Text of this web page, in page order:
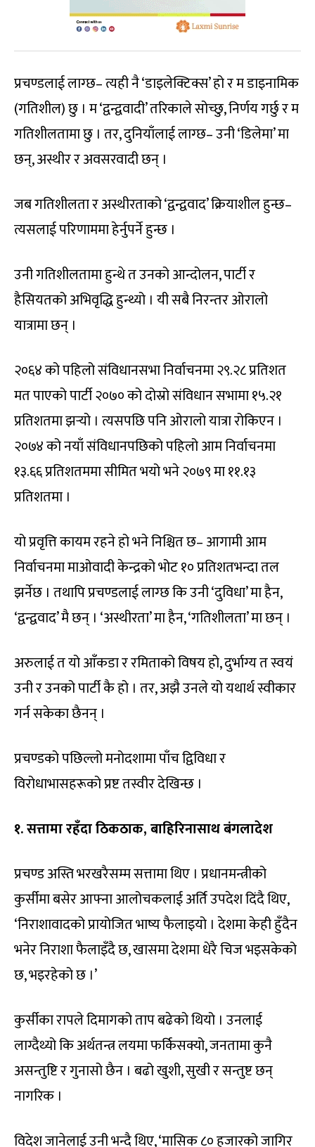
प्रचण्डलाई लाग्छ– त्यही नै ‘डाइलेक्टिक्स’ हो र म डाइनामिक
(गतिशील) छु । म ‘द्वन्द्ववादी’ तरिकाले सोच्छु, निर्णय गर्छु र म
गतिशीलतामा छु । तर, दुनियाँलाई लाग्छ– उनी ‘डिलेमा’ मा
छन्, अस्थीर र अवसरवादी छन् ।
जब गतिशीलता र अस्थीरताको ‘द्वन्द्ववाद’ क्रियाशील हुन्छ–
त्यसलाई परिणाममा हेर्नुपर्ने हुन्छ ।
उनी गतिशीलतामा हुन्थे त उनको आन्दोलन, पार्टी र
हैसियतको अभिवृद्धि हुन्थ्यो । यी सबै निरन्तर ओरालो
यात्रामा छन् ।
२०६४ को पहिलो संविधानसभा निर्वाचनमा २९.२८ प्रतिशत
मत पाएको पार्टी २०७० को दोस्रो संविधान सभामा १५.२१
प्रतिशतमा झर्‍यो । त्यसपछि पनि ओरालो यात्रा रोकिएन ।
२०७४ को नयाँ संविधानपछिको पहिलो आम निर्वाचनमा
१३.६६ प्रतिशतममा सीमित भयो भने २०७९ मा ११.१३
प्रतिशतमा ।
यो प्रवृत्ति कायम रहने हो भने निश्चित छ– आगामी आम
निर्वाचनमा माओवादी केन्द्रको भोट १० प्रतिशतभन्दा तल
झर्नेछ । तथापि प्रचण्डलाई लाग्छ कि उनी ‘दुविधा’ मा हैन,
‘द्वन्द्ववाद’ मै छन् । ‘अस्थीरता’ मा हैन, ‘गतिशीलता’ मा छन् ।
अरुलाई त यो आँकडा र रमिताको विषय हो, दुर्भाग्य त स्वयं
उनी र उनको पार्टी कै हो । तर, अझै उनले यो यथार्थ स्वीकार
गर्न सकेका छैनन् ।
प्रचण्डको पछिल्लो मनोदशामा पाँच द्विविधा र
विरोधाभासहरूको प्रष्ट तस्वीर देखिन्छ ।
१. सत्तामा रहँदा ठिकठाक,बाहिरिनासाथ बंगलादेश
प्रचण्ड अस्ति भरखरैसम्म सत्तामा थिए । प्रधानमन्त्रीको
कुर्सीमा बसेर आफ्ना आलोचकलाई अर्ति उपदेश दिंदै थिए,
‘निराशावादको प्रायोजित भाष्य फैलाइयो । देशमा केही हुँदैन
भनेर निराशा फैलाइँदै छ, खासमा देशमा धेरै चिज भइसकेको
छ, भइरहेको छ ।’
कुर्सीका रापले दिमागको ताप बढेको थियो । उनलाई
लाग्दैथ्यो कि अर्थतन्त्र लयमा फर्किसक्यो, जनतामा कुनै
असन्तुष्टि र गुनासो छैन । बढो खुशी, सुखी र सन्तुष्ट छन्
नागरिक ।
विदेश जानेलाई उनी भन्दै थिए, ‘मासिक ८० हजारको जागिर